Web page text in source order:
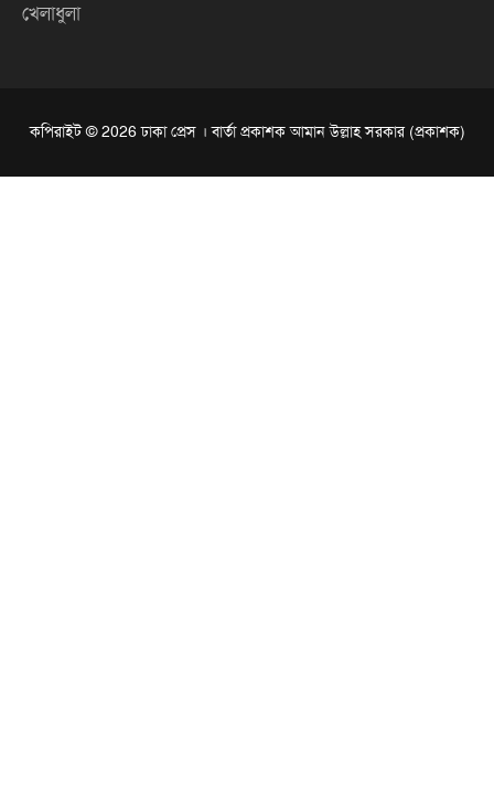
খেলাধুলা
কপিরাইট © 2026 ঢাকা প্রেস । বার্তা প্রকাশক আমান উল্লাহ সরকার (প্রকাশক)